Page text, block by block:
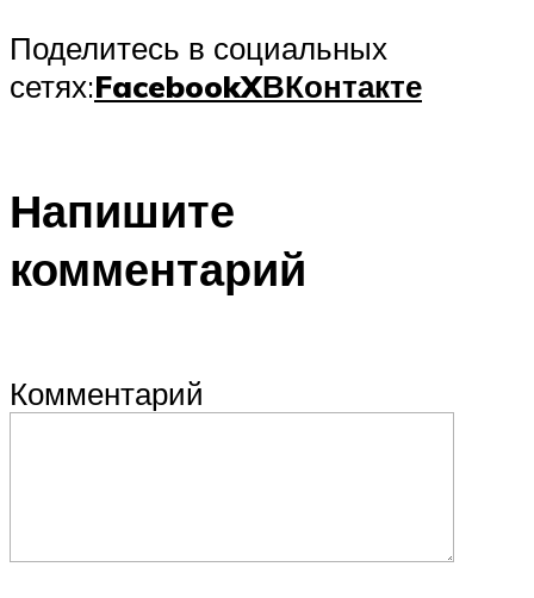
Поделитесь в социальных
сетях:FacebookXВКонтакте
Напишите
комментарий
Комментарий